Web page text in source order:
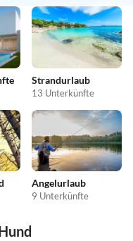
Strandurlaub
13 Unterkünfte
Angelurlaub
9 Unterkünfte